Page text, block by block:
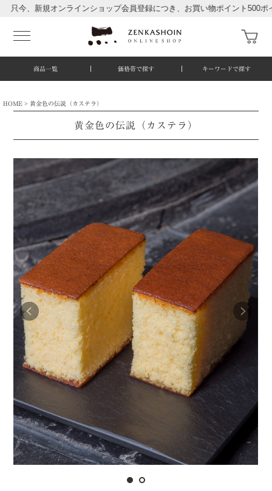
規オンラインショップ会員登録につき、お買い物ポイント500ポイント
商品一覧 価格帯で探す キーワードで探す
HOME 黄金色の伝説（カステラ）
黄金色の伝説（カステラ）